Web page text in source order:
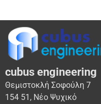
cubus engineering
Θεμιστοκλή Σοφούλη 7
154 51, Νέο Ψυχικό